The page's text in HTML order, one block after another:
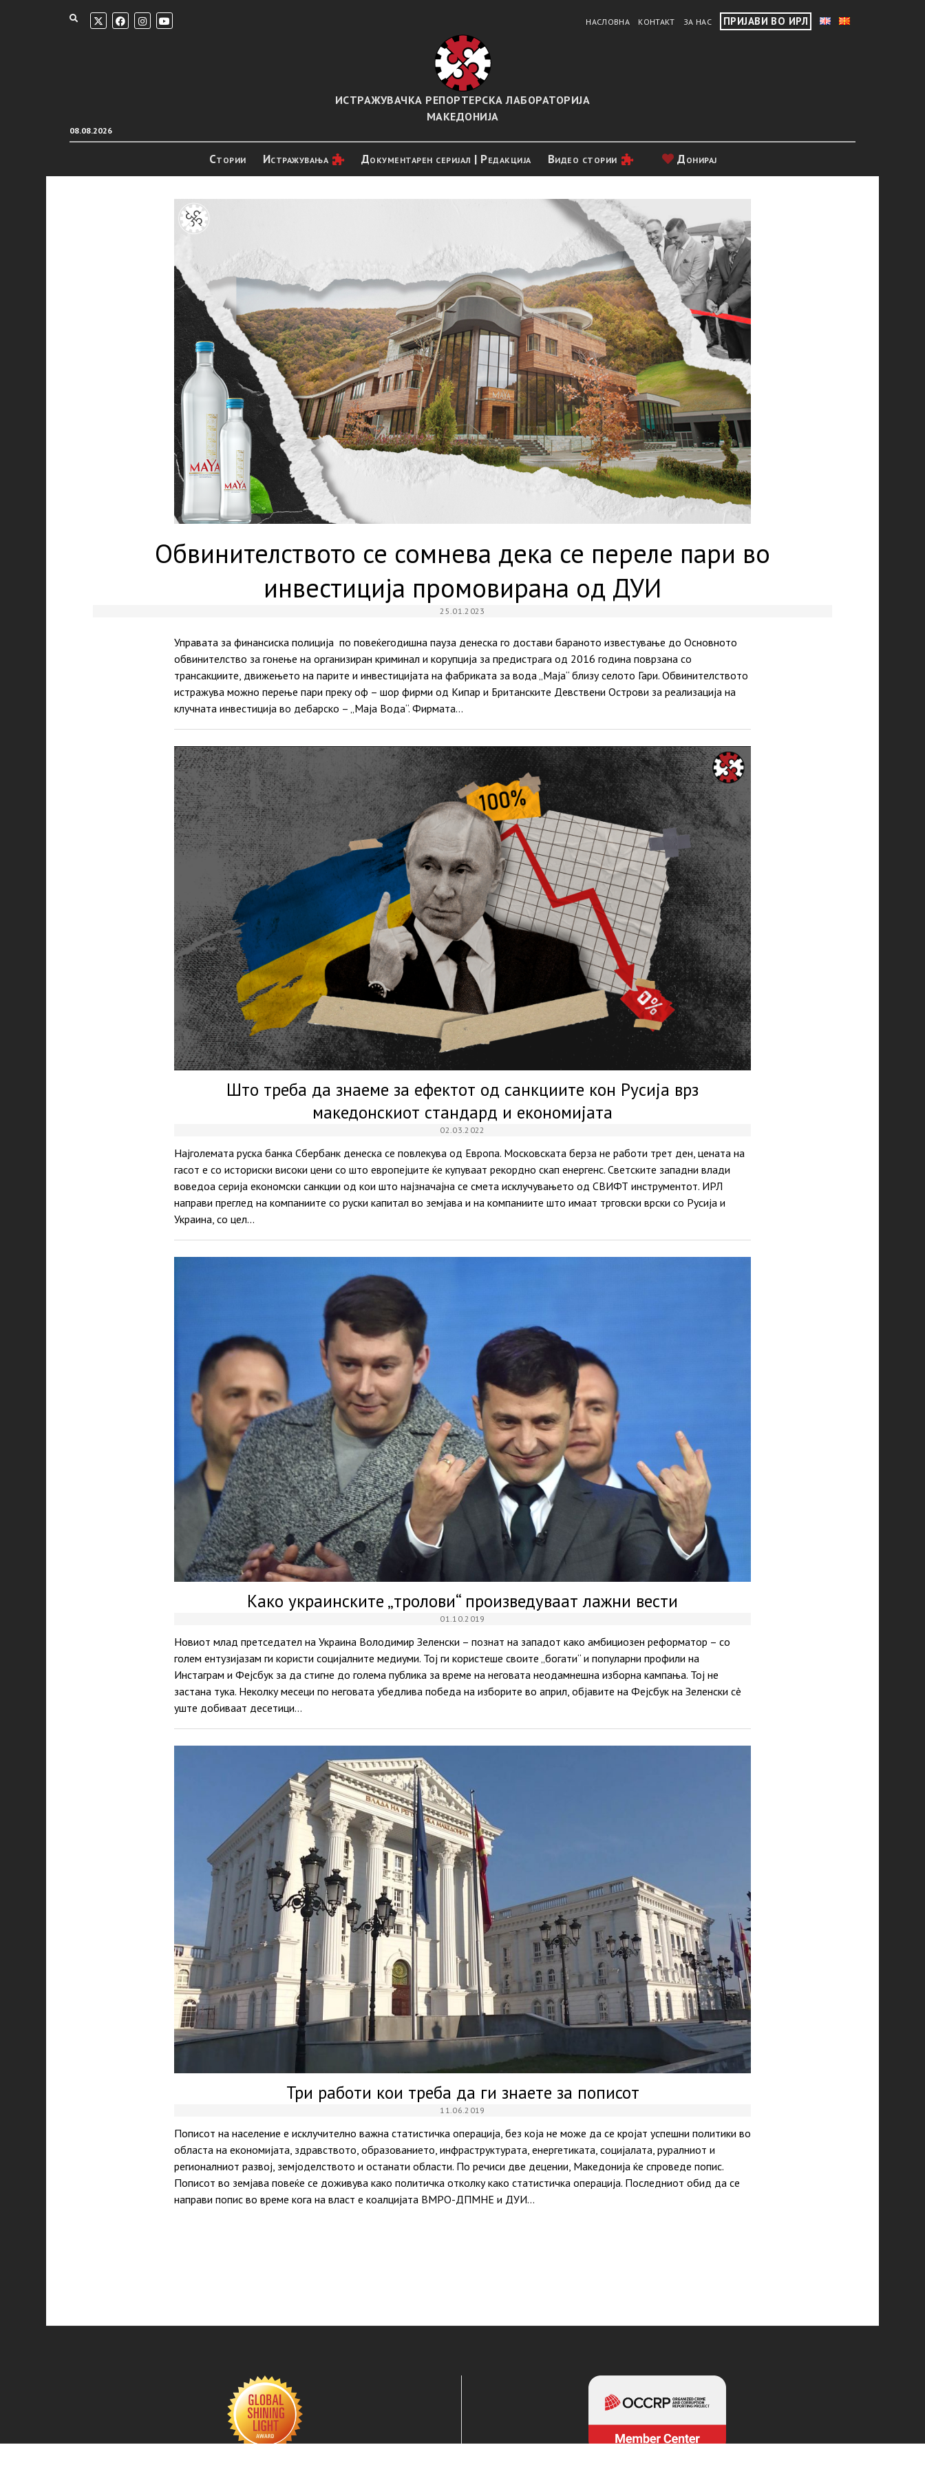
НАСЛОВНА КОНТАКТ ЗА НАС ПРИЈАВИ ВО ИРЛ
08.08.2026
ИСТРАЖУВАЧКА РЕПОРТЕРСКА ЛАБОРАТОРИЈА
МАКЕДОНИЈА
Стории Истражувањa Документарен серијал | Редакција Видео стории Донирај
Обвинителството се сомнева дека се переле пари во
инвестиција промовирана од ДУИ
25.01.2023
Управата за финансиска полиција по повеќегодишна пауза денеска го достави бараното известување до Основното
обвинителство за гонење на организиран криминал и корупција за предистрага од 2016 година поврзана со
трансакциите, движењето на парите и инвестицијата на фабриката за вода „Маја“ близу селото Гари. Обвинителството
истражува можно перење пари преку оф – шор фирми од Кипар и Британските Девствени Острови за реализација на
клучната инвестиција во дебарско – „Маја Вода“. Фирмата…
Што треба да знаеме за ефектот од санкциите кон Русија врз
македонскиот стандард и економијата
02.03.2022
Најголемата руска банка Сбербанк денеска се повлекува од Европа. Московската берза не работи трет ден, цената на
гасот е со историски високи цени со што европејците ќе купуваат рекордно скап енергенс. Светските западни влади
воведоа серија економски санкции од кои што најзначајна се смета исклучувањето од СВИФТ инструментот. ИРЛ
направи преглед на компаниите со руски капитал во земјава и на компаниите што имаат трговски врски со Русија и
Украина, со цел…
Како украинските „тролови“ произведуваат лажни вести
01.10.2019
Новиот млад претседател на Украина Володимир Зеленски – познат на западот како амбициозен реформатор – со
голем ентузијазам ги користи социјалните медиуми. Тој ги користеше своите „богати“ и популарни профили на
Инстаграм и Фејсбук за да стигне до голема публика за време на неговата неодамнешна изборна кампања. Тој не
застана тука. Неколку месеци по неговата убедлива победа на изборите во април, објавите на Фејсбук на Зеленски сè
уште добиваат десетици…
Три работи кои треба да ги знаете за пописот
11.06.2019
Пописот на население е исклучително важна статистичка операција, без која не може да се кројат успешни политики во
областа на економијата, здравството, образованието, инфраструктурата, енергетиката, социјалата, руралниот и
регионалниот развој, земјоделството и останати области. По речиси две децении, Македонија ќе спроведе попис.
Пописот во земјава повеќе се доживува како политичка отколку како статистичка операција. Последниот обид да се
направи попис во време кога на власт е коалцијата ВМРО-ДПМНЕ и ДУИ…